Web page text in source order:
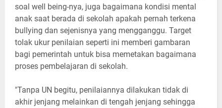
soal well being-nya, juga bagaimana kondisi mental
anak saat berada di sekolah apakah pernah terkena
bullying dan sejenisnya yang mengganggu. Target
tolak ukur penilaian seperti ini memberi gambaran
bagi pemerintah untuk bisa memetakan bagaimana
proses pembelajaran di sekolah.
"Tanpa UN begitu, penilaiannya dilakukan tidak di
akhir jenjang melainkan di tengah jenjang sehingga